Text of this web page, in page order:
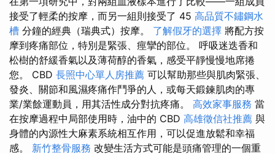
接受了輕柔的按摩，而另一組則接受了 45 高品質不鏽鋼水
槽 分鐘的經典（瑞典式）按摩。 了解假牙的選擇 將配方按
摩到疼痛部位，特別是緊張、痙攣的部位。 呼吸迷迭香和
松樹的舒緩香氣以及薄荷醇的香氣，感受平靜慢慢地席捲
您。 CBD 長照中心單人房推薦 可以幫助那些與肌肉緊張、
發炎、關節和風濕疼痛作鬥爭的人，或每天鍛鍊肌肉的專
業/業餘運動員，用其活性成分對抗疼痛。 高效家事服務 當
在按摩過程中局部使用時，油中的 CBD 高雄徵信社推薦 與
身體的內源性大麻素系統相互作用，可以促進放鬆和幸福
感。 新竹整骨服務 改變生活方式可能是頭痛管理的一個重